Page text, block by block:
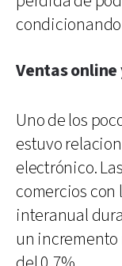
Ventas
Uno de los
estuvo
electrónico.
comercios con
interanual
un